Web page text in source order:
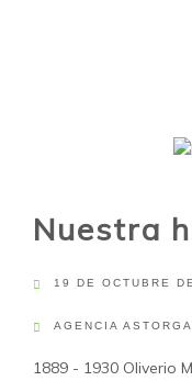
Nuestra
19 DE OCTUBRE
AGENCIA ASTORGA
1889 - 1930 Oliverio